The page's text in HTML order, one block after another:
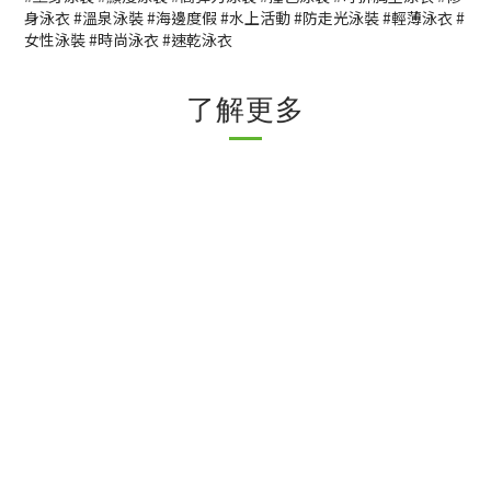
身泳衣 #溫泉泳裝 #海邊度假 #水上活動 #防走光泳裝 #輕薄泳衣 #
女性泳裝 #時尚泳衣 #速乾泳衣
了解更多